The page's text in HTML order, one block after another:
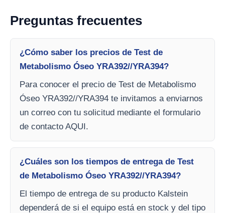
Preguntas frecuentes
¿Cómo saber los precios de Test de
Metabolismo Óseo YRA392//YRA394?
Para conocer el precio de Test de Metabolismo
Óseo YRA392//YRA394 te invitamos a enviarnos
un correo con tu solicitud mediante el formulario
de contacto AQUI.
¿Cuáles son los tiempos de entrega de Test
de Metabolismo Óseo YRA392//YRA394?
El tiempo de entrega de su producto Kalstein
dependerá de si el equipo está en stock y del tipo